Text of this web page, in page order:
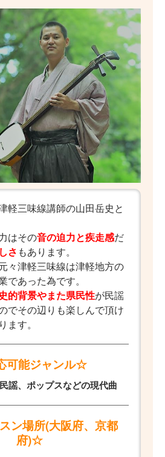
軽三味線講師の山田岳史と
はその音の迫力と疾走感だ
さ もあります。
々津軽三味線は津軽地方の
であった為です。
的背景やまた県民性が民謡
でその辺りも楽しんで頂け
ます。
可能ジャンル☆
謡、ポップスなどの現代曲
ン場所(大阪府、京都
府)☆